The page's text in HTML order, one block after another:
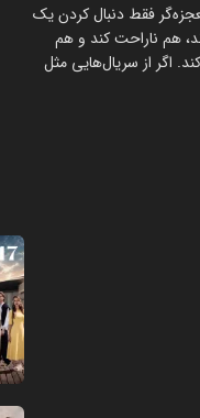
فقط دنبال کردن یک
هم ناراحت کند و هم